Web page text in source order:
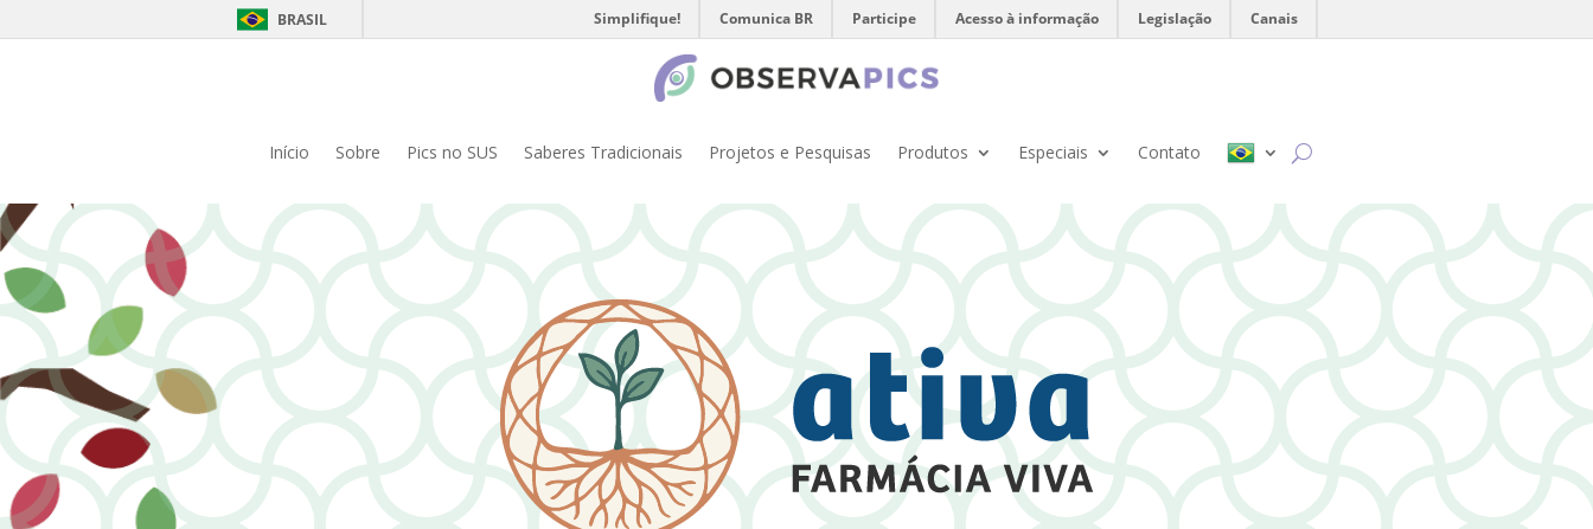
BRASIL Simplifique! Comunica BR Participe Acesso à informação Legislação Canais
Início Sobre Pics no SUS Saberes Tradicionais Projetos e Pesquisas Produtos Especiais Contato